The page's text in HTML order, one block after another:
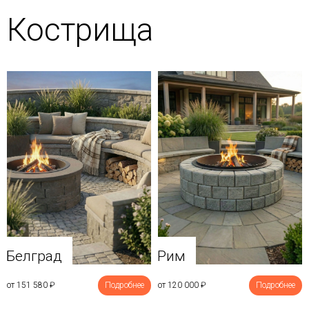
Кострища
Белград
от 151 580 ₽ Подробнее
Рим
от 120 000 ₽ Подробнее